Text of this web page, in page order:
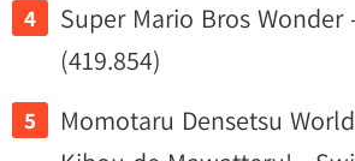
Super Mario Bros Wonder
(419.854)
Momotaru Densetsu